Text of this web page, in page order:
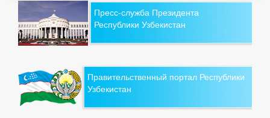
Пресс-служба Президента
Республики Узбекистан
Правительственный портал Республики
Узбекистан